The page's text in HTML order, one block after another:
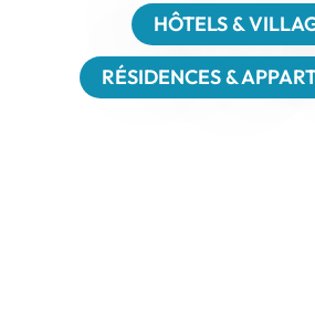
HÔTELS &
RÉSIDENCES &